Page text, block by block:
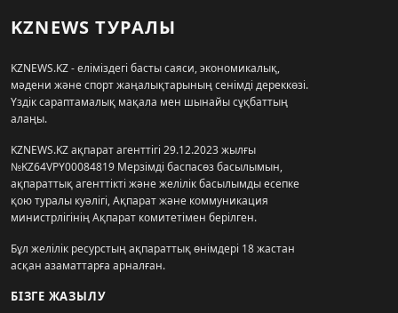
KZNEWS ТУРАЛЫ
KZNEWS.KZ - еліміздегі басты саяси, экономикалық,
мәдени және спорт жаңалықтарының сенімді дереккөзі.
Үздік сараптамалық мақала мен шынайы сұқбаттың
алаңы.
KZNEWS.KZ ақпарат агенттігі 29.12.2023 жылғы
№KZ64VPY00084819 Мерзімді баспасөз басылымын,
ақпараттық агенттікті және желілік басылымды есепке
қою туралы куәлігі, Ақпарат және коммуникация
министрлігінің Ақпарат комитетімен берілген.
Бұл желілік ресурстың ақпараттық өнімдері 18 жастан
асқан азаматтарға арналған.
БІЗГЕ ЖАЗЫЛУ